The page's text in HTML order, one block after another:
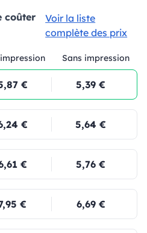
coûter
Voir la liste
complète des prix
Sans impression
€ 5,39 €
€ 5,64 €
€ 5,76 €
€ 6,69 €